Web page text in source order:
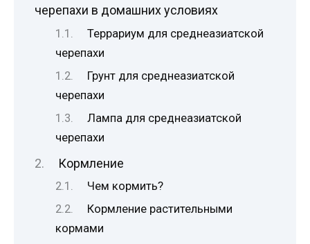
черепахи в домашних условиях
Террариум для среднеазиатской
черепахи
Грунт для среднеазиатской
черепахи
Лампа для среднеазиатской
черепахи
Кормление
Чем кормить?
Кормление растительными
кормами